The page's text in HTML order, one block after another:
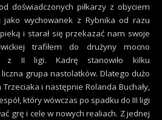
doświadczonych piłkarzy z obyciem
jako wychowanek z Rybnika od razu
i starał się przekazać nam swoje
trafiłem do drużyny mocno
z II ligi. Kadrę stanowiło kilku
grupa nastolatków. Dlatego dużo
i następnie Rolanda Buchały,
który wówczas po spadku do III ligi
grę i cele w nowych realiach. Z jednej